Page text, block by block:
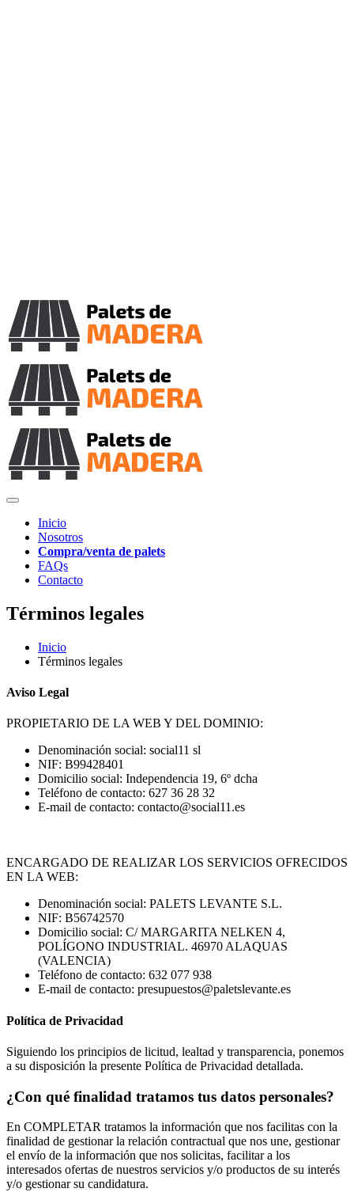
Inicio
Nosotros
Compra/venta de palets
FAQs
Contacto
Términos legales
Inicio
Términos legales
Aviso Legal
PROPIETARIO DE LA WEB Y DEL DOMINIO:
Denominación social: social11 sl
NIF: B99428401
Domicilio social: Independencia 19, 6º dcha
Teléfono de contacto: 627 36 28 32
E-mail de contacto: contacto@social11.es
ENCARGADO DE REALIZAR LOS SERVICIOS OFRECIDOS
EN LA WEB:
Denominación social: PALETS LEVANTE S.L.
NIF: B56742570
Domicilio social: C/ MARGARITA NELKEN 4,
POLÍGONO INDUSTRIAL. 46970 ALAQUAS
(VALENCIA)
Teléfono de contacto: 632 077 938
E-mail de contacto: presupuestos@paletslevante.es
Política de Privacidad
Siguiendo los principios de licitud, lealtad y transparencia, ponemos
a su disposición la presente Política de Privacidad detallada.
¿Con qué finalidad tratamos tus datos personales?
En COMPLETAR tratamos la información que nos facilitas con la
finalidad de gestionar la relación contractual que nos une, gestionar
el envío de la información que nos solicitas, facilitar a los
interesados ofertas de nuestros servicios y/o productos de su interés
y/o gestionar su candidatura.